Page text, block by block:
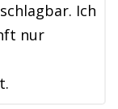
Ich
nur